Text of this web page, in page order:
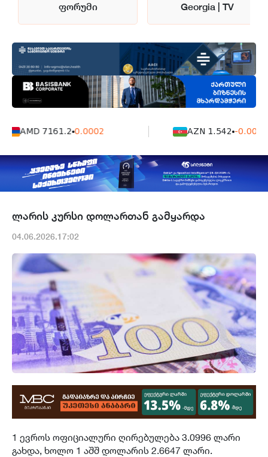
ფორუმი
Georgia | TV
AMD 7161.2 0.0002 AZN 1.542 -0.0006
ლარის კურსი დოლართან გამყარდა
04.06.2026.17:02
1 ევროს ოფიციალური ღირებულება 3.0996 ლარი
გახდა, ხოლო 1 აშშ დოლარის 2.6647 ლარი.